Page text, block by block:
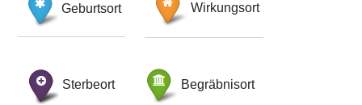
Geburtsort Wirkungsort
Sterbeort Begräbnisort